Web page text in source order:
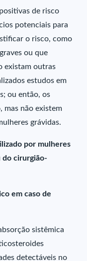
de risco
potenciais para
o risco, como
ou que
existam outras
estudos em
ou então, os
mas não existem
grávidas.
por mulheres
do cirurgião-
em caso de
sistêmica
detectáveis no